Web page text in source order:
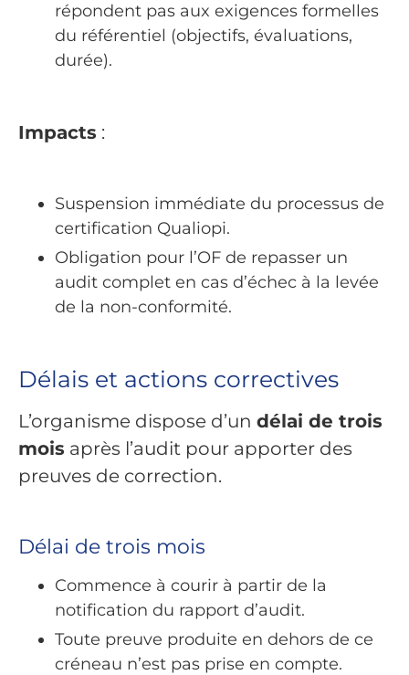
répondent pas aux exigences formelles
du référentiel (objectifs, évaluations,
durée).
Impacts :
Suspension immédiate du processus de
certification Qualiopi.
Obligation pour l’OF de repasser un
audit complet en cas d’échec à la levée
de la non-conformité.
Délais et actions correctives
L’organisme dispose d’un délai de trois
mois après l’audit pour apporter des
preuves de correction.
Délai de trois mois
Commence à courir à partir de la
notification du rapport d’audit.
Toute preuve produite en dehors de ce
créneau n’est pas prise en compte.